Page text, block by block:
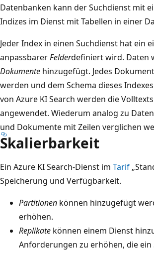
Datenbanken kann der Suchdienst mit
Indizes im Dienst mit Tabellen in einer
Jeder Index in einen Suchdienst hat ein
anpassbarerFelderdefiniert wird. Daten
Dokumente hinzugefügt. Jedes
werden und dem Schema dieses
von Azure KI Search werden die
angewendet. Wiederum analog zu
und Dokumente mit Zeilen verglichen
Skalierbarkeit
Ein Azure KI Search-Dienst im Tarif
Speicherung und Verfügbarkeit.
Partitionen können hinzugefügt
erhöhen.
Replikate können einem Dienst
Anforderungen zu erhöhen, die